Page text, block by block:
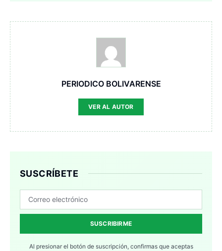
PERIODICO BOLIVARENSE
VER AL AUTOR
SUSCRÍBETE
SUSCRIBIRME
Al presionar el botón de suscripción, confirmas que aceptas